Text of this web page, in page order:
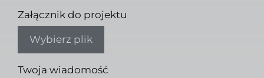
Załącznik do projektu
Wybierz plik
Twoja wiadomość